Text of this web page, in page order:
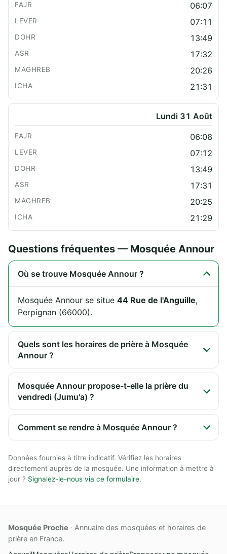
06:07
07:11
13:49
17:32
20:26
21:31
Lundi 31 Août
06:08
07:12
13:49
17:31
20:25
21:29
Questions fréquentes — Mosquée Annour
Où se trouve Mosquée Annour ?
Mosquée Annour se situe 44 Rue de l'Anguille,
Perpignan (66000).
Quels sont les horaires de prière à Mosquée
Annour ?
Mosquée Annour propose-t-elle la prière du
vendredi (Jumu'a) ?
Comment se rendre à Mosquée Annour ?
Données fournies à titre indicatif. Vérifiez les horaires
directement auprès de la mosquée. Une information à mettre à
jour ? Signalez-le-nous via ce formulaire.
Mosquée Proche · Annuaire des mosquées et horaires de
prière en France.